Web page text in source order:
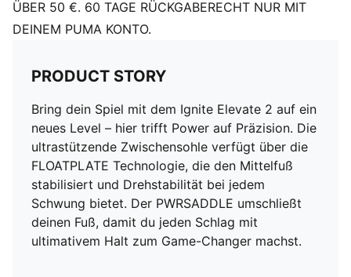
ÜBER 50 €. 60 TAGE RÜCKGABERECHT NUR MIT
DEINEM PUMA KONTO.
PRODUCT STORY
Bring dein Spiel mit dem Ignite Elevate 2 auf ein
neues Level – hier trifft Power auf Präzision. Die
ultrastützende Zwischensohle verfügt über die
FLOATPLATE Technologie, die den Mittelfuß
stabilisiert und Drehstabilität bei jedem
Schwung bietet. Der PWRSADDLE umschließt
deinen Fuß, damit du jeden Schlag mit
ultimativem Halt zum Game-Changer machst.